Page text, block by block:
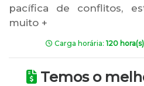
pacífica de conflitos,
muito +
Carga horária: 120 hora(s)
Temos o